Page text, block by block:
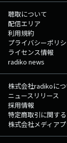
聴取について
配信エリア
利用規約
プライバシーポリ
ライセンス情報
radiko news
株式会社radikoに
ニュースリリース
採用情報
特定商取引に関す
株式会社メディア